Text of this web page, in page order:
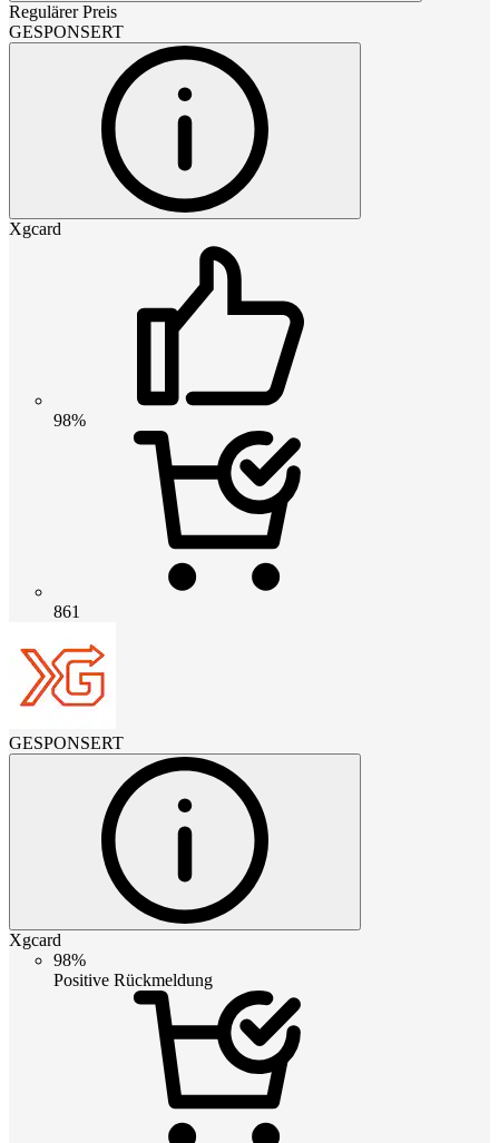
Regulärer Preis
GESPONSERT
Xgcard
98%
861
GESPONSERT
Xgcard
98%
Positive Rückmeldung